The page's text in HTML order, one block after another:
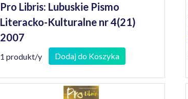
Pro Libris: Lubuskie Pismo
Literacko-Kulturalne nr 4(21)
2007
1 produkt/y Dodaj do Koszyka